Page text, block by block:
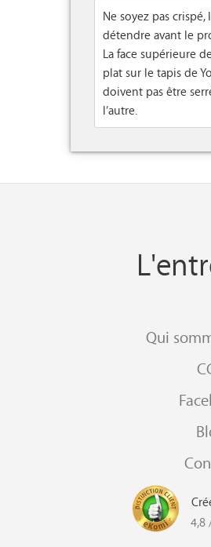
Ne soyez pas
détendre avant le
La face supérieure
plat sur le tapis de
doivent pas être
l’autre.
Qui
4,8